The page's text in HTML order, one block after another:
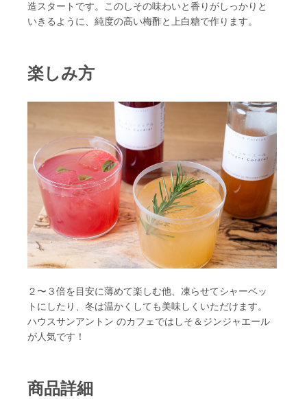
造スタートです。このしその味わいと香りがしっかりと
いきるように、純度の高い梅酢と上白糖で作ります。
楽しみ方
２〜３倍を目安に薄めて楽しむ他、凍らせてシャーベッ
トにしたり、冬は温かくしても美味しくいただけます。
ハウスサンアントン のカフェではしそ＆ジンジャエール
が人気です！
商品詳細